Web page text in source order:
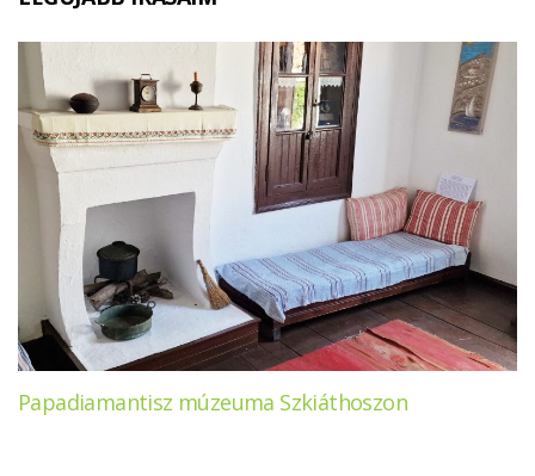
Papadiamantisz múzeuma Szkiáthoszon